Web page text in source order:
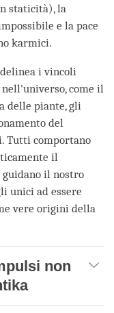
staticità), la
e la pace
karmici.
i vincoli
come il
delle piante, gli
del
Tutti comportano
il
il nostro
unici ad essere
vere origini della
non